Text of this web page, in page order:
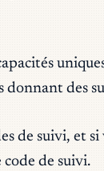
donnant des
de suivi, et
de suivi.